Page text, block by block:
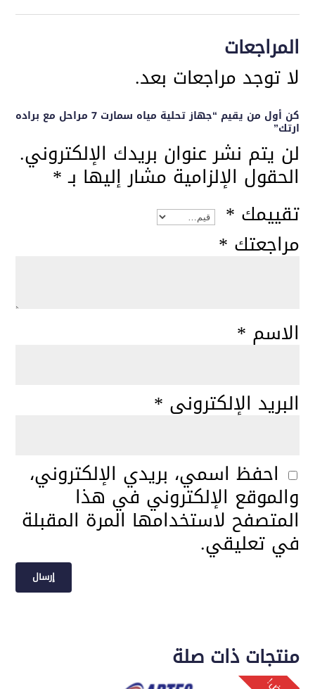
المراجعات
لا توجد مراجعات بعد.
كن أول من يقيم “جهاز تحلية مياه سمارت 7 مراحل مع براده
ارتك”
لن يتم نشر عنوان بريدك الإلكتروني.
الحقول الإلزامية مشار إليها بـ*
تقييمك *
مراجعتك *
الاسم *
البريد الإلكتروني *
احفظ اسمي، بريدي الإلكتروني،
والموقع الإلكتروني في هذا
المتصفح لاستخدامها المرة المقبلة
في تعليقي.
منتجات ذات صلة